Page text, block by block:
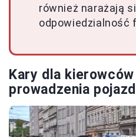
również narażają
odpowiedzialność
Kary dla
prowadzenia